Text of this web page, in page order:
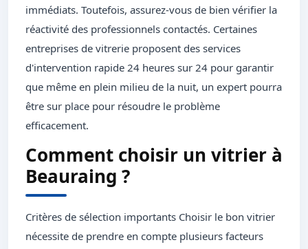
immédiats. Toutefois, assurez-vous de bien vérifier la
réactivité des professionnels contactés. Certaines
entreprises de vitrerie proposent des services
d'intervention rapide 24 heures sur 24 pour garantir
que même en plein milieu de la nuit, un expert pourra
être sur place pour résoudre le problème
efficacement.
Comment choisir un vitrier à
Beauraing ?
Critères de sélection importants Choisir le bon vitrier
nécessite de prendre en compte plusieurs facteurs